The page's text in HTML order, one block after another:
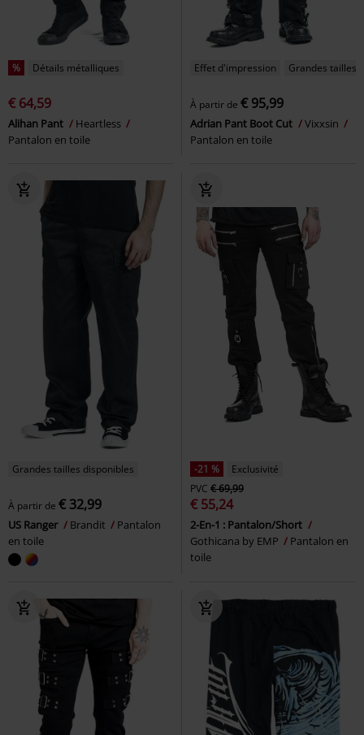
% Détails métalliques
€ 64,59
Alihan Pant
Heartless
Pantalon en toile
Effet d'impression Grandes tailles
À partir de € 95,99
Adrian Pant Boot Cut
Vixxsin
Pantalon en toile
Grandes tailles disponibles
À partir de € 32,99
US Ranger Brandit
Pantalon
en toile
-21 %
Exclusivité
PVC € 69,99
€ 55,24
2-En-1 : Pantalon/Short
Gothicana by EMP
Pantalon en
toile